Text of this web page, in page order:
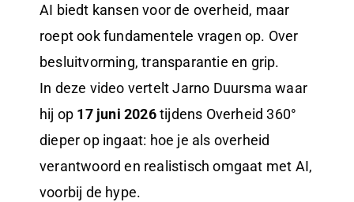
AI biedt kansen voor de overheid, maar
roept ook fundamentele vragen op. Over
besluitvorming, transparantie en grip.
In deze video vertelt Jarno Duursma waar
hij op 17 juni 2026tijdens Overheid 360°
dieper op ingaat: hoe je als overheid
verantwoord en realistisch omgaat met AI,
voorbij de hype.